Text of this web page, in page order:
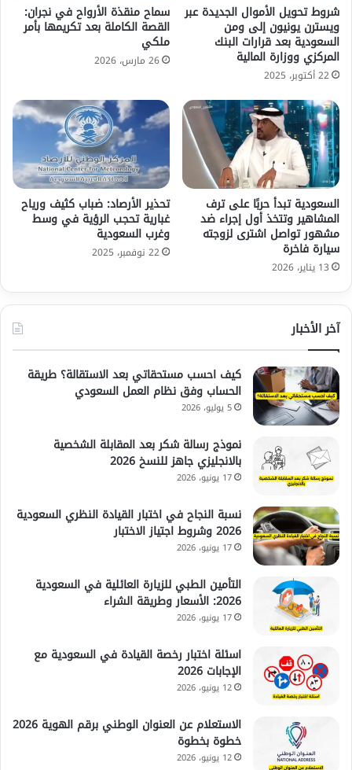
شروط تحويل الأموال الجديدة عبر
ويسترن يونيون إلى ومن
السعودية بعد قرارات البنك
المركزي ووزارة المالية
22 أكتوبر، 2025
سماح منقذة الأرواح في نجران:
القصة الكاملة بعد تكريمها بأمر
ملكي
26 مارس، 2026
السعودية تبدأ حربًا على ترف
المشاهير وتتخذ أول إجراء ضد
مشهور تواصل اشترى لزوجته
سيارة فاخرة
13 يناير، 2026
تحذير الأرصاد: ضباب كثيف ورياح
غبارية تحجب الرؤية في وسط
وغرب السعودية
22 نوفمبر، 2025
آخر الأخبار
كيف احسب مستحقاتي بعد الاستقالة؟ طريقة
الحساب وفق نظام العمل السعودي
5 يوليو، 2026
نموذج رسالة شكر بعد المقابلة الشخصية
بالانجليزي جاهز للنسخ 2026
17 يونيو، 2026
نسبة النجاح في اختبار القيادة النظري السعودية
2026 وشروط اجتياز الاختبار
17 يونيو، 2026
التأمين الطبي للزيارة العائلية في السعودية
2026: الأسعار وطريقة الشراء
17 يونيو، 2026
اسئلة اختبار رخصة القيادة في السعودية مع
الإجابات 2026
12 يونيو، 2026
الاستعلام عن العنوان الوطني برقم الهوية 2026
خطوة بخطوة
12 يونيو، 2026